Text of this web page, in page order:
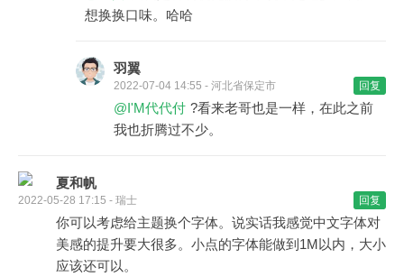
想换换口味。哈哈
羽翼
2022-07-04 14:55 - 河北省保定市 回复
@I'M代代付 ?看来老哥也是一样，在此之前
我也折腾过不少。
夏和帆
2022-05-28 17:15 - 瑞士 回复
你可以考虑给主题换个字体。说实话我感觉中文字体对
美感的提升要大很多。小点的字体能做到1M以内，大小
应该还可以。